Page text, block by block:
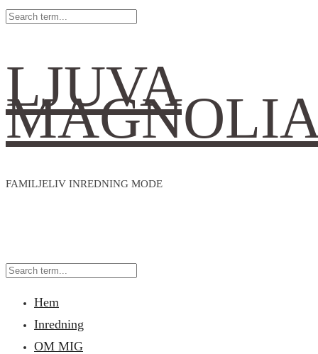
LJUVA
FAMILJELIV INREDNING MODE
Hem
Inredning
OM MIG